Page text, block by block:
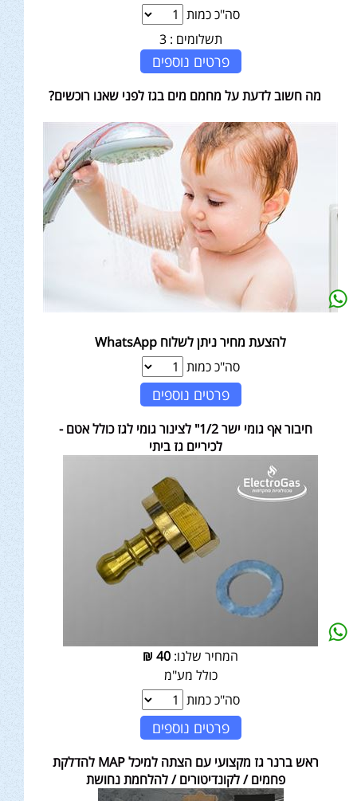
סה"כ כמות
תשלומים : 3
פרטים נוספים
מה חשוב לדעת על מחמם מים בגז לפני שאנו רוכשים?
להצעת מחיר ניתן לשלוח WhatsApp
סה"כ כמות
פרטים נוספים
חיבור אף גומי ישר 1/2" לצינור גומי לגז כולל אטם -
לכיריים גז ביתי
המחיר שלנו: 40
₪
כולל מע"מ
סה"כ כמות
פרטים נוספים
ראש ברנר גז מקצועי עם הצתה למיכל MAP להדלקת
פחמים / לקונדיטורים / להלחמת נחושת